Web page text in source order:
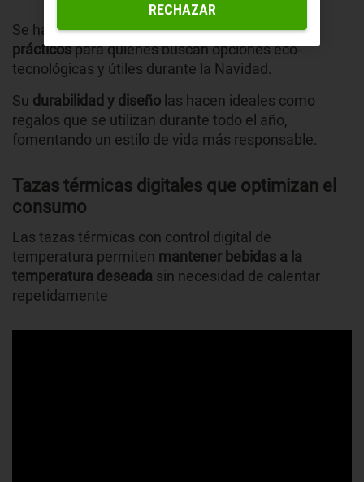
Se han convertido enuno de los regalos más
prácticospara quienes buscan opciones eco-
tecnológicas y útiles durante la Navidad.
Su durabilidad y diseño las hacen ideales como
regalos que se utilizan durante todo el año,
fomentando un estilo de vida más responsable.
Tazas térmicas digitales que optimizan el
consumo
Las tazas térmicas con control digital de
temperatura permiten mantener bebidas a la
temperatura deseada sin necesidad de calentar
repetidamente
RECHAZAR